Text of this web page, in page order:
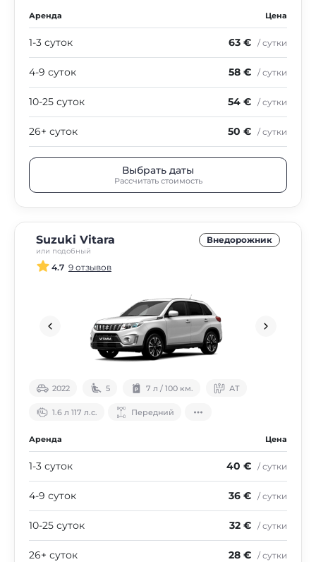
Аренда Цена
1-3 суток 63 € / сутки
4-9 суток 58 € / сутки
10-25 суток 54 € / сутки
26+ суток 50 € / сутки
Выбрать даты
Рассчитать стоимость
Suzuki Vitara
или подобный
Внедорожник
4.7 9 отзывов
2022 5 7 л / 100 км. АТ
1.6 л 117 л.с. Передний
Аренда Цена
1-3 суток 40 € / сутки
4-9 суток 36 € / сутки
10-25 суток 32 € / сутки
26+ суток 28 € / сутки